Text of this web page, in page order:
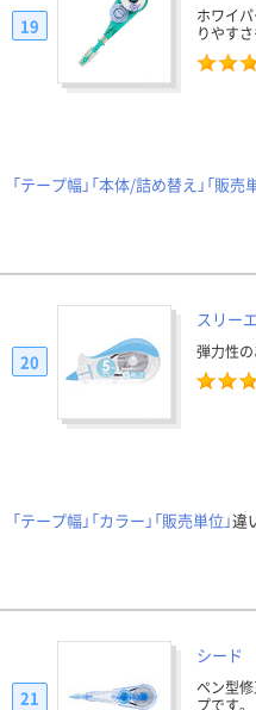
ホワイ
りやす
19
「テープ幅」「本体/詰め替え」「販売
スリー
弾力性
20
「テープ幅」「カラー」「販売単位」違
シード
ペン型修
プです。
21